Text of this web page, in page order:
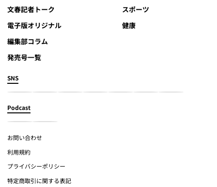
文春記者トーク
電子版オリジナル
編集部コラム
発売号一覧
スポーツ
健康
SNS
Podcast
お問い合わせ
利用規約
プライバシーポリシー
特定商取引に関する表記